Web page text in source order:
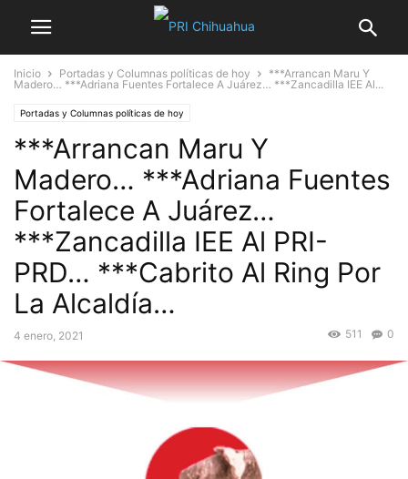
Inicio Portadas y Columnas políticas de hoy
***Arrancan Maru Y
Madero… ***Adriana Fuentes Fortalece A Juárez… ***Zancadilla IEE Al...
Portadas y Columnas políticas de hoy
***Arrancan Maru Y
Madero… ***Adriana Fuentes
Fortalece A Juárez…
***Zancadilla IEE Al PRI-
PRD… ***Cabrito Al Ring Por
La Alcaldía…
4 enero, 2021 0
511